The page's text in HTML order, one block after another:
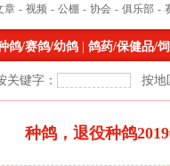
章 - 视频 - 公棚 - 协会 - 俱乐部 -
鸽/赛鸽/幼鸽 鸽药/保健品/
关键字： 按地
种鸽，退役种鸽